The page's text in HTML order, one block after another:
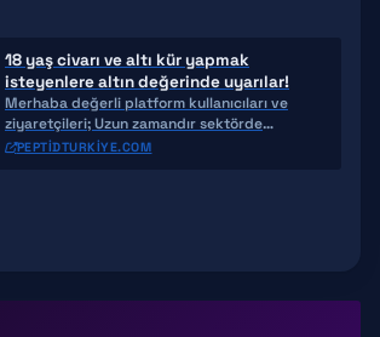
18 yaş civarı ve altı kür yapmak
isteyenlere altın değerinde uyarılar!
Merhaba değerli platform kullanıcıları ve
ziyaretçileri; Uzun zamandır sektörde
değinmek istediğim aynı zamanda sporun bu
PEPTIDTURKIYE.COM